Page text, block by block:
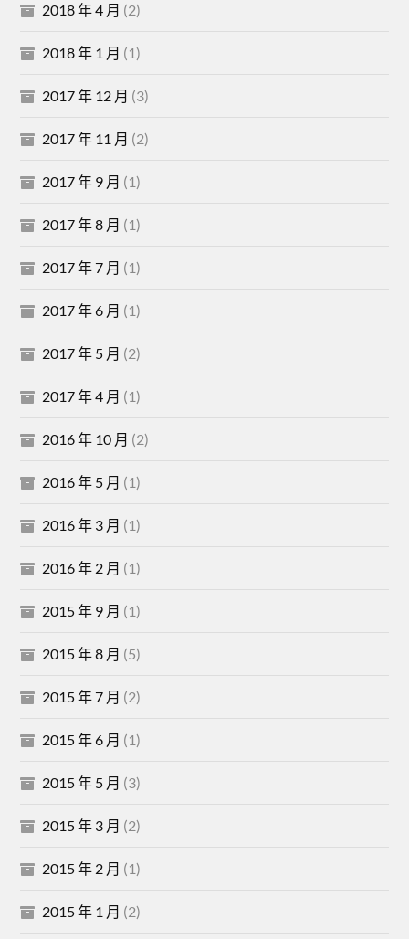
2018 年 4 月 (2)
2018 年 1 月 (1)
2017 年 12 月 (3)
2017 年 11 月 (2)
2017 年 9 月 (1)
2017 年 8 月 (1)
2017 年 7 月 (1)
2017 年 6 月 (1)
2017 年 5 月 (2)
2017 年 4 月 (1)
2016 年 10 月 (2)
2016 年 5 月 (1)
2016 年 3 月 (1)
2016 年 2 月 (1)
2015 年 9 月 (1)
2015 年 8 月 (5)
2015 年 7 月 (2)
2015 年 6 月 (1)
2015 年 5 月 (3)
2015 年 3 月 (2)
2015 年 2 月 (1)
2015 年 1 月 (2)